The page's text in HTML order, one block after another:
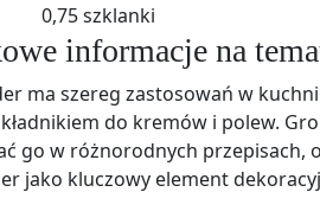
0,75 szklanki
informacje na
ma szereg zastosowań w
do kremów i polew.
go w różnorodnych przepisach,
jako kluczowy element